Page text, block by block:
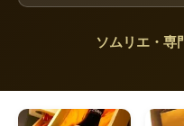
ソムリエ・専